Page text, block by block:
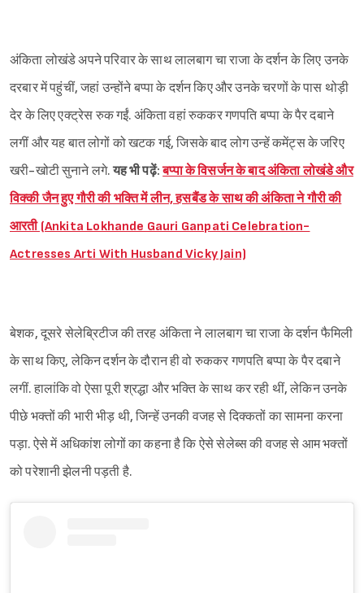
अंकिता लोखंडे अपने परिवार के साथ लालबाग चा राजा के दर्शन के लिए उनके
दरबार में पहुंचीं, जहां उन्होंने बप्पा के दर्शन किए और उनके चरणों के पास थोड़ी
देर के लिए एक्ट्रेस रुक गईं. अंकिता वहां रुककर गणपति बप्पा के पैर दबाने
लगीं और यह बात लोगों को खटक गई, जिसके बाद लोग उन्हें कमेंट्स के जरिए
खरी-खोटी सुनाने लगे.यह भी पढ़ें:बप्पा के विसर्जन के बाद अंकिता लोखंडे और
विक्की जैन हुए गौरी की भक्ति में लीन, हसबैंड के साथ की अंकिता ने गौरी की
आरती (Ankita Lokhande Gauri Ganpati Celebration-
Actresses Arti With Husband Vicky Jain)
बेशक, दूसरे सेलेब्रिटीज की तरह अंकिता ने लालबाग चा राजा के दर्शन फैमिली
के साथ किए, लेकिन दर्शन के दौरान ही वो रुककर गणपति बप्पा के पैर दबाने
लगीं. हालांकि वो ऐसा पूरी श्रद्धा और भक्ति के साथ कर रही थीं, लेकिन उनके
पीछे भक्तों की भारी भीड़ थी, जिन्हें उनकी वजह से दिक्कतों का सामना करना
पड़ा. ऐसे में अधिकांश लोगों का कहना है कि ऐसे सेलेब्स की वजह से आम भक्तों
को परेशानी झेलनी पड़ती है.